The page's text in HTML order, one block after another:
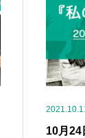
10月24